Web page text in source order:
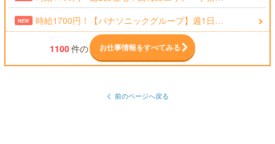
NEW 時給1700円！【パナソニックグループ】週1日…
1100件の お仕事情報をすべてみる
前のページへ戻る